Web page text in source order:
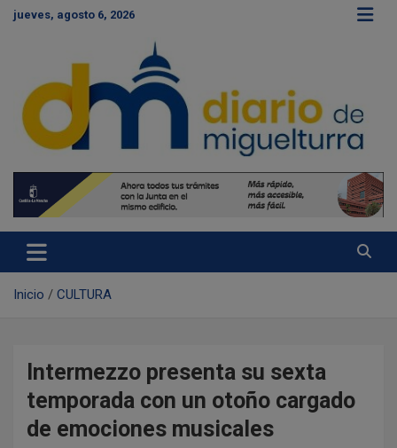
e
i
jueves, agosto 6, 2026
Diario de Miguelturra
Inicio CULTURA
Intermezzo presenta su sexta
temporada con un otoño cargado
de emociones musicales